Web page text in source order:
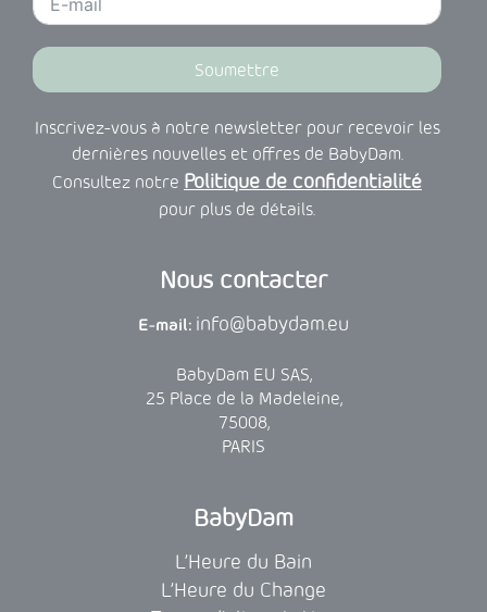
Soumettre
Inscrivez-vous à notre newsletter pour recevoir les
dernières nouvelles et offres de BabyDam.
Consultez notre Politique de confidentialité
pour plus de détails.
Nous contacter
E-mail: info@babydam.eu
BabyDam EU SAS,
25 Place de la Madeleine,
75008,
PARIS
BabyDam
L’Heure du Bain
L’Heure du Change